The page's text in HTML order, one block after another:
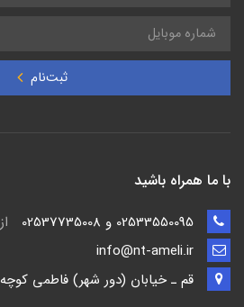
ثبت‌نام
با ما همراه باشید
از ۱۰ صبح تا ۸ شب
قم ـ خيابان (دور شهر) فاطمي كوچه 22 ـ پلاک 8